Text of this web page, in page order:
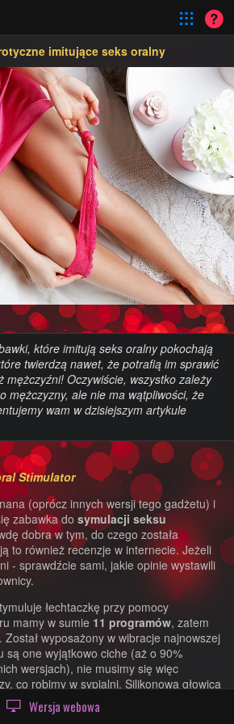
Wersja webowa
imitujące seks oralny
które imitują seks oralny pokochają
twierdzą nawet, że potrafią im sprawić
mężczyźni! Oczywiście, wszystko zależy
mężczyzny, ale nie ma wątpliwości, że
wam w dzisiejszym artykule
Stimulator
(oprócz innych wersji tego gadżetu) i
zabawka do symulacji seksu
dobra w tym, do czego została
to również recenzje w internecie. Jeżeli
- sprawdźcie sami, jakie opinie wystawili
łechtaczkę przy pomocy
mamy w sumie 11 programów, zatem
wyposażony w wibracje najnowszej
są one wyjątkowo ciche (aż o 90%
wersjach), nie musimy się więc
co robimy w sypialni. Silikonowa głowica
w dotyku, co z pewnością
nasze części intymne. Podobnie, jak w